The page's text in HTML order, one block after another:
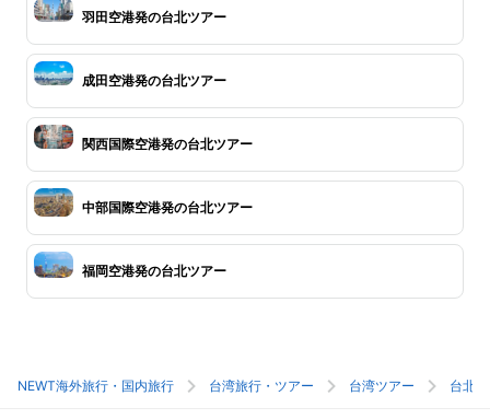
羽田空港発の台北ツアー
成田空港発の台北ツアー
関西国際空港発の台北ツアー
中部国際空港発の台北ツアー
福岡空港発の台北ツアー
NEWT海外旅行・国内旅行 台湾旅行・ツアー 台湾ツアー 台北